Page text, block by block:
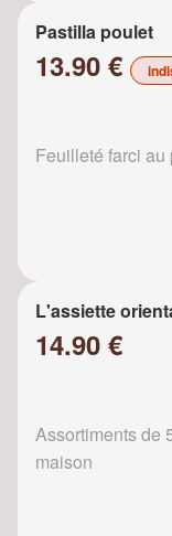
Pastilla poulet
13.90 €
Feuilleté farci
L'assiette
14.90 €
Assortiments de
maison